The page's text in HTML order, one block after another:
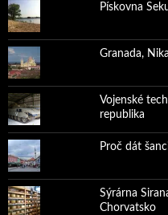
Pískovna
Granada,
Vojenské
republika
Proč dát
Sýrárna
Chorvatsko